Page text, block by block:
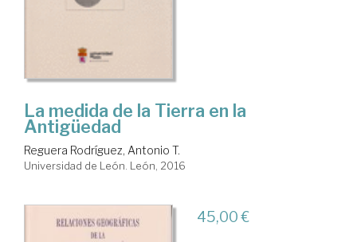
La medida de la Tierra en la
Antigüedad
Reguera Rodríguez, Antonio T.
Universidad de León. León, 2016
45,00 €